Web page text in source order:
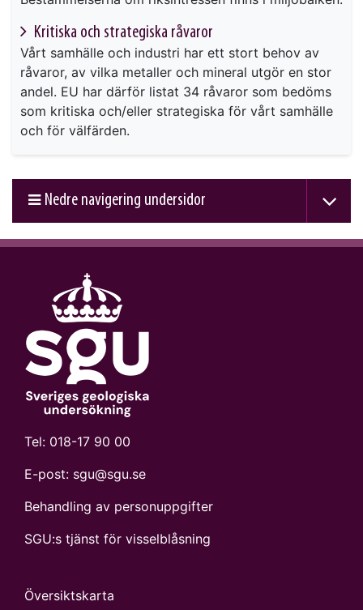
Kritiska och strategiska råvaror
Vårt samhälle och industri har ett stort behov av
råvaror, av vilka metaller och mineral utgör en stor
andel. EU har därför listat 34 råvaror som bedöms
som kritiska och/eller strategiska för vårt samhälle
och för välfärden.
Nedre navigering undersidor
Tel: 018-17 90 00
E-post: sgu@sgu.se
Behandling av personuppgifter
SGU:s tjänst för visselblåsning
Översiktskarta